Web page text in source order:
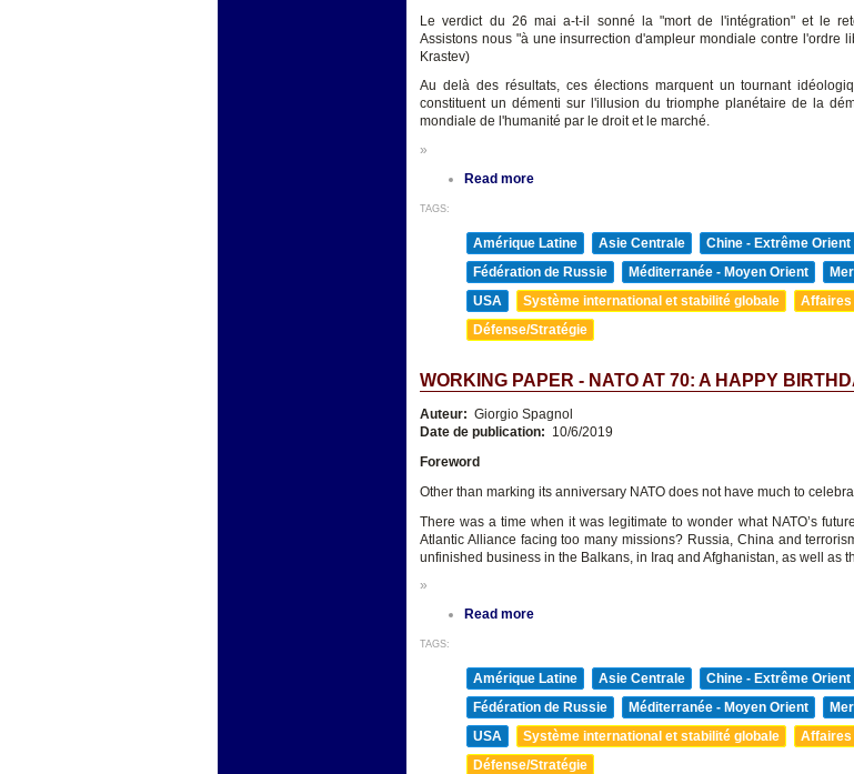
Le verdict du 26 mai a-t-il sonné la "mort de l'intégration" et le
Assistons nous "à une insurrection d'ampleur mondiale contre l'ordre
Krastev)
Au delà des résultats, ces élections marquent un tournant
constituent un démenti sur l'illusion du triomphe planétaire de la
mondiale de l'humanité par le droit et le marché.
»
Read more
TAGS:
Amérique Latine Asie Centrale Chine - Extrême Orient
Fédération de Russie
Méditerranée - Moyen Orient
USA
Système international et stabilité globale
Affaires
Défense/Stratégie
WORKING PAPER - NATO AT 70: A HAPPY
Auteur: Giorgio Spagnol
Date de publication: 10/6/2019
Foreword
Other than marking its anniversary NATO does not have much to
There was a time when it was legitimate to wonder what NATO’s
Atlantic Alliance facing too many missions? Russia, China and
unfinished business in the Balkans, in Iraq and Afghanistan, as well as
»
Read more
TAGS:
Amérique Latine Asie Centrale Chine - Extrême Orient
Fédération de Russie
Méditerranée - Moyen Orient
USA
Système international et stabilité globale
Affaires
Défense/Stratégie